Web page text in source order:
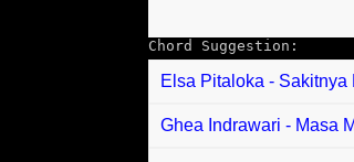
Chord Suggestion:
Elsa Pitaloka - Sakitnya
Ghea Indrawari - Masa